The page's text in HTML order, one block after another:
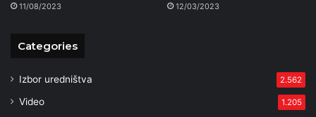
11/08/2023 12/03/2023
Categories
Izbor uredništva 2.562
Video 1.205